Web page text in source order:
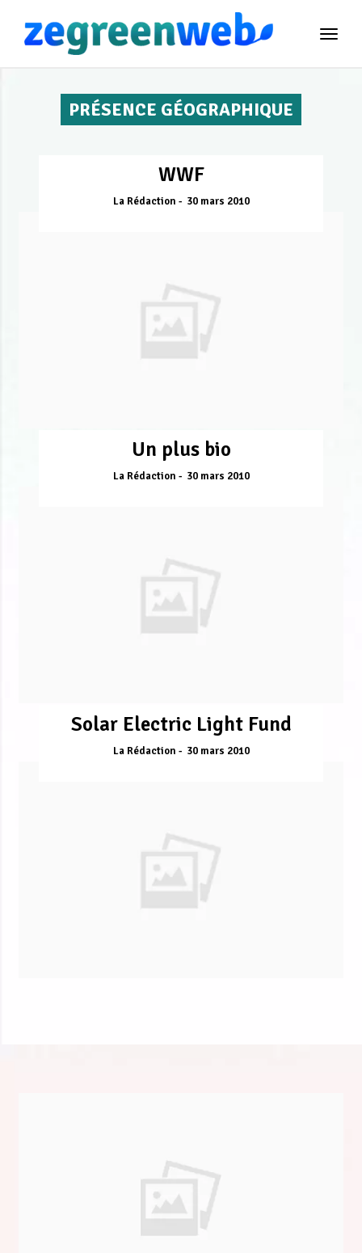
PRÉSENCE GÉOGRAPHIQUE
WWF
La Rédaction 30 mars 2010
Un plus bio
La Rédaction 30 mars 2010
Solar Electric Light Fund
La Rédaction 30 mars 2010